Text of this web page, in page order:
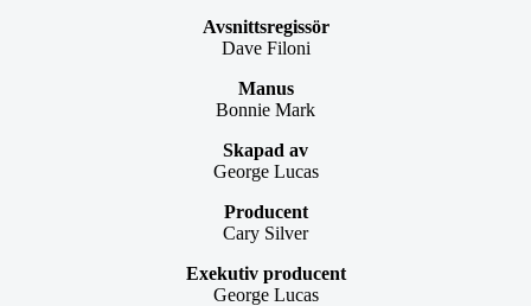
Avsnittsregissör
Dave Filoni
Manus
Bonnie Mark
Skapad av
George Lucas
Producent
Cary Silver
Exekutiv producent
George Lucas